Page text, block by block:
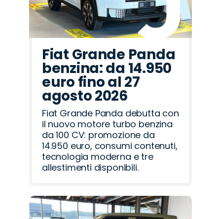
Fiat Grande Panda
benzina: da 14.950
euro fino al 27
agosto 2026
Fiat Grande Panda debutta con
il nuovo motore turbo benzina
da 100 CV: promozione da
14.950 euro, consumi contenuti,
tecnologia moderna e tre
allestimenti disponibili.